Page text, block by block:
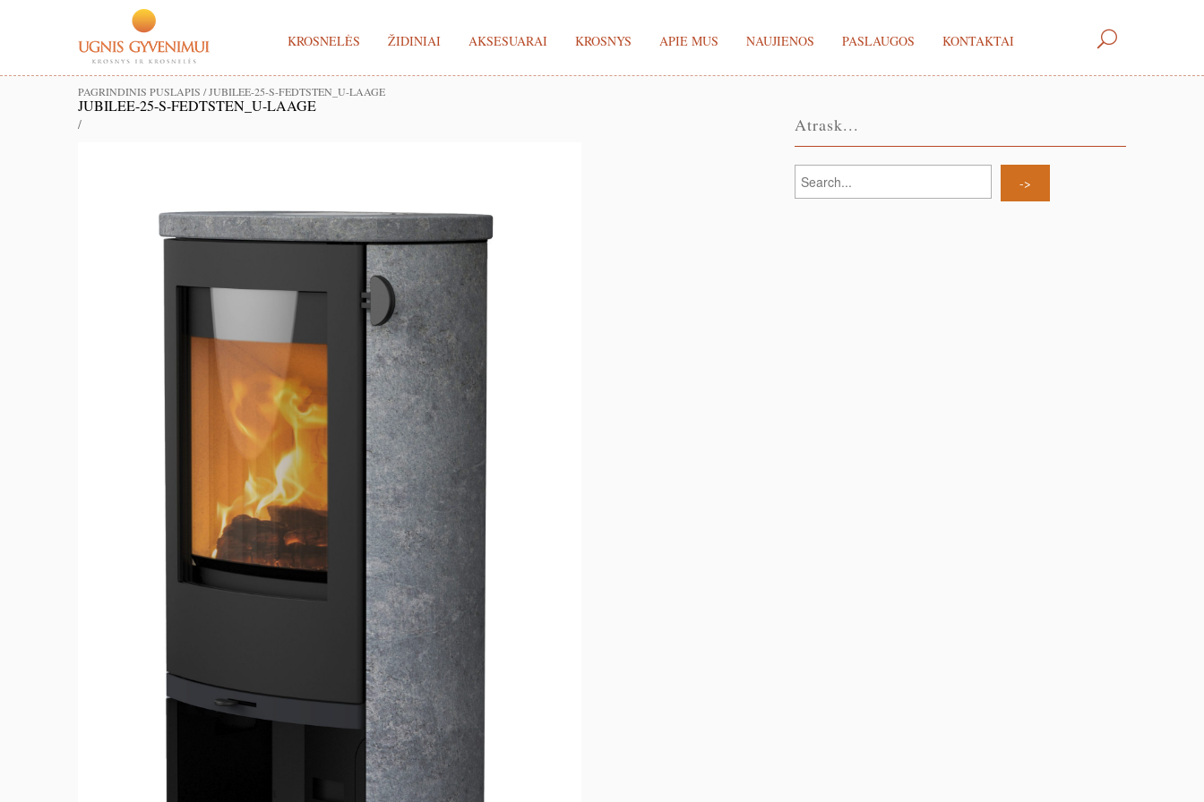
KROSNELĖS ŽIDINIAI AKSESUARAI KROSNYS APIE MUS NAUJIENOS PASLAUGOS KONTAKTAI
PAGRINDINIS PUSLAPIS /JUBILEE-25-S-FEDTSTEN_U-LAAGE
JUBILEE-25-S-FEDTSTEN_U-LAAGE
/ Atrask...